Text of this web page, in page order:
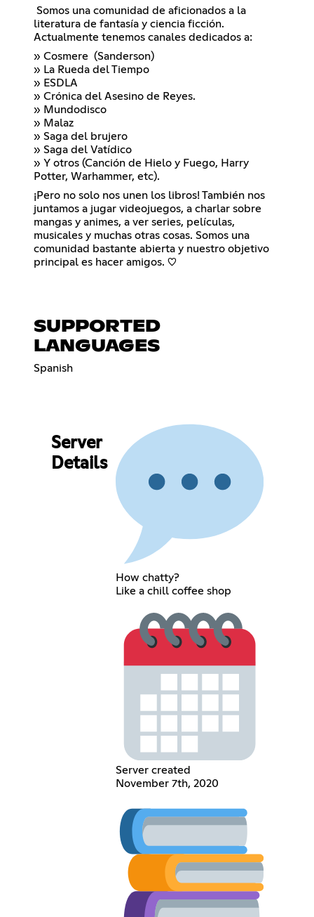
Somos una comunidad de aficionados a la
literatura de fantasía y ciencia ficción.
Actualmente tenemos canales dedicados a:
» Cosmere (Sanderson)
» La Rueda del Tiempo
» ESDLA
» Crónica del Asesino de Reyes.
» Mundodisco
» Malaz
» Saga del brujero
» Saga del Vatídico
» Y otros (Canción de Hielo y Fuego, Harry
Potter, Warhammer, etc).
¡Pero no solo nos unen los libros! También nos
juntamos a jugar videojuegos, a charlar sobre
mangas y animes, a ver series, películas,
musicales y muchas otras cosas. Somos una
comunidad bastante abierta y nuestro objetivo
principal es hacer amigos. ♡
SUPPORTED
LANGUAGES
Spanish
Server
Details
How chatty?
Like a chill coffee shop
Server created
November 7th, 2020